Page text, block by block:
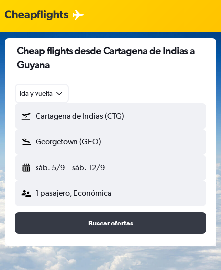
Cheap flights desde Cartagena de Indias a
Guyana
Ida y vuelta
Cartagena de Indias (CTG)
Georgetown (GEO)
sáb. 5/9 - sáb. 12/9
1 pasajero, Económica
Buscar ofertas